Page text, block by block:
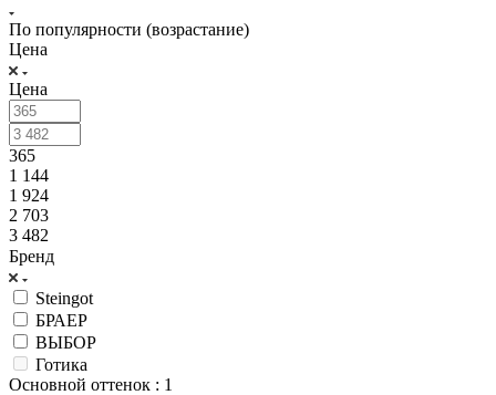
По популярности (возрастание)
Цена
Цена
365
1 144
1 924
2 703
3 482
Бренд
Steingot
БРАЕР
ВЫБОР
Готика
Основной оттенок : 1